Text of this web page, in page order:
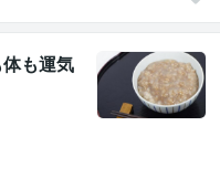
も運気